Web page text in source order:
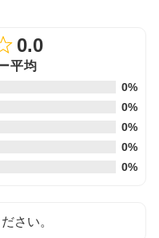
0.0
平均
0%
0%
0%
0%
0%
さい。